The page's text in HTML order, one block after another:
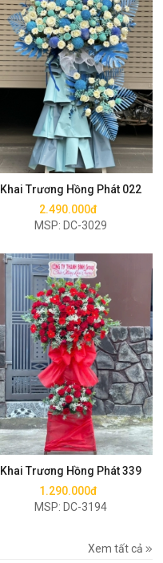
Khai Trương Hồng Phát 022
2.490.000đ
MSP: DC-3029
Mua ngay
Khai Trương Hồng Phát 339
1.290.000đ
MSP: DC-3194
Mua ngay
Xem tất cả